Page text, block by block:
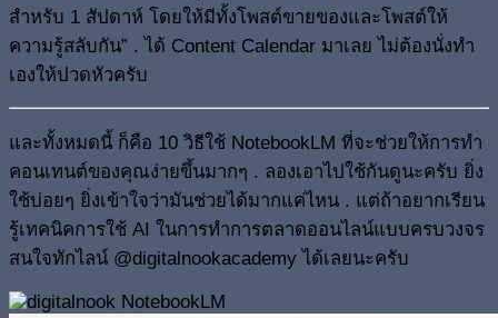
สำหรับ 1 สัปดาห์ โดยให้มีทั้งโพสต์ขายของและโพสต์ให้
ความรู้สลับกัน” . ได้ Content Calendar มาเลย ไม่ต้องนั่งทำ
เองให้ปวดหัวครับ
และทั้งหมดนี้ ก็คือ 10 วิธีใช้ NotebookLM ที่จะช่วยให้การทำ
คอนเทนต์ของคุณง่ายขึ้นมากๆ . ลองเอาไปใช้กันดูนะครับ ยิ่ง
ใช้บ่อยๆ ยิ่งเข้าใจว่ามันช่วยได้มากแค่ไหน . แต่ถ้าอยากเรียน
รู้เทคนิคการใช้ AI ในการทำการตลาดออนไลน์แบบครบวงจร
สนใจทักไลน์ @digitalnookacademy ได้เลยนะครับ